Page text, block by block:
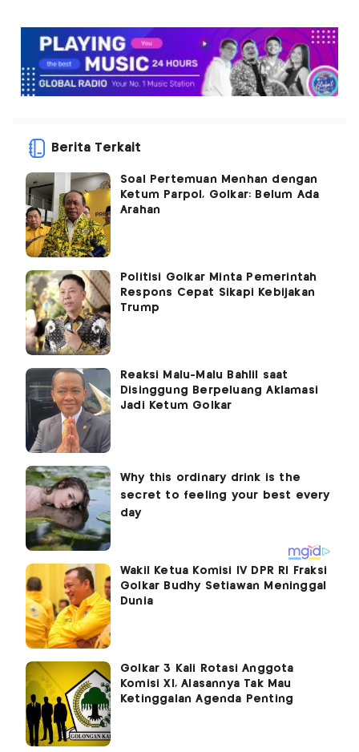
Berita Terkait
Soal Pertemuan Menhan dengan
Ketum Parpol, Golkar: Belum Ada
Arahan
Politisi Golkar Minta Pemerintah
Respons Cepat Sikapi Kebijakan
Trump
Reaksi Malu-Malu Bahlil saat
Disinggung Berpeluang Aklamasi
Jadi Ketum Golkar
Wakil Ketua Komisi IV DPR RI Fraksi
Golkar Budhy Setiawan Meninggal
Dunia
Golkar 3 Kali Rotasi Anggota
Komisi XI, Alasannya Tak Mau
Ketinggalan Agenda Penting